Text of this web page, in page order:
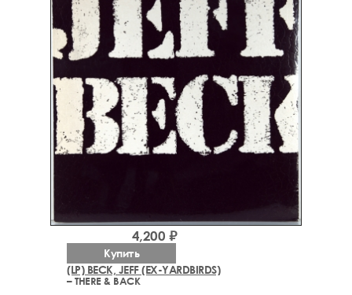
(LP) BECK, JEFF (EX-YARDBIRDS)
– THERE & BACK
4,200 ₽
Купить